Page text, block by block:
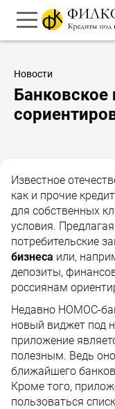
Новости
Известное
как и прочие
для собственных
условия.
потребительские
бизнеса или,
депозиты,
россиянам
Недавно НОМОС-
новый виджет под
приложение
полезным. Ведь
ближайшего
Кроме того,
пользоваться